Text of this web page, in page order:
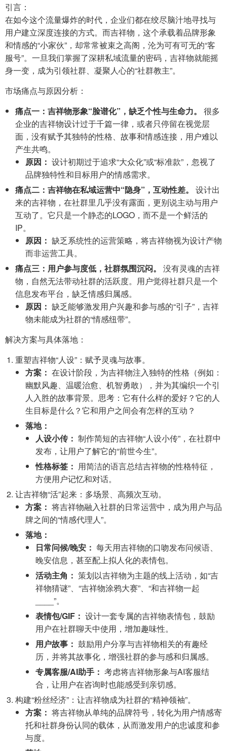
引言：
在如今这个流量爆炸的时代，企业们都在绞尽脑汁地寻找与
用户建立深度连接的方式。而吉祥物，这个承载着品牌形象
和情感的“小家伙”，却常常被束之高阁，沦为可有可无的“客
服号”。一旦我们掌握了深耕私域流量的密码，吉祥物就能摇
身一变，成为引领社群、凝聚人心的“社群教主”。
市场痛点与原因分析：
痛点一：吉祥物形象“脸谱化”，缺乏个性与生命力。
很多
企业的吉祥物设计过于千篇一律，或者只停留在视觉层
面，没有赋予其独特的性格、故事和情感连接，用户难以
产生共鸣。
原因： 设计初期过于追求“大众化”或“标准款”，忽视了
品牌独特性和目标用户的情感需求。
痛点二：吉祥物在私域运营中“隐身”，互动性差。
设计出
来的吉祥物，在社群里几乎没有露面，更别说主动与用户
互动了。它只是一个静态的LOGO，而不是一个鲜活的
IP。
原因： 缺乏系统性的运营策略，将吉祥物视为设计产物
而非运营工具。
痛点三：用户参与度低，社群氛围沉闷。
没有灵魂的吉祥
物，自然无法带动社群的活跃度。用户觉得社群只是一个
信息发布平台，缺乏情感归属感。
原因： 缺乏能够激发用户兴趣和参与感的“引子”，吉祥
物未能成为社群的“情感纽带”。
解决方案与具体落地：
重塑吉祥物“人设”：赋予灵魂与故事。
方案： 在设计阶段，为吉祥物注入独特的性格（例如：
幽默风趣、温暖治愈、机智勇敢），并为其编织一个引
人入胜的故事背景。思考：它有什么样的爱好？它的人
生目标是什么？它和用户之间会有怎样的互动？
落地：
人设小传： 制作简短的吉祥物“人设小传”，在社群中
发布，让用户了解它的“前世今生”。
性格标签： 用简洁的语言总结吉祥物的性格特征，
方便用户记忆和对话。
让吉祥物“活”起来：多场景、高频次互动。
方案： 将吉祥物融入社群的日常运营中，成为用户与品
牌之间的“情感代理人”。
落地：
日常问候/晚安： 每天用吉祥物的口吻发布问候语、
晚安信息，甚至配上拟人化的表情包。
活动主角： 策划以吉祥物为主题的线上活动，如“吉
祥物猜谜”、“吉祥物涂鸦大赛”、“和吉祥物一起
____”。
表情包/GIF： 设计一套专属的吉祥物表情包，鼓励
用户在社群聊天中使用，增加趣味性。
用户故事： 鼓励用户分享与吉祥物相关的有趣经
历，并将其故事化，增强社群的参与感和归属感。
专属客服/AI助手： 考虑将吉祥物形象与AI客服结
合，让用户在咨询时也能感受到亲切感。
构建“粉丝经济”：让吉祥物成为社群的“精神领袖”。
方案： 将吉祥物从单纯的品牌符号，转化为用户情感寄
托和社群身份认同的载体，从而激发用户的忠诚度和参
与度。